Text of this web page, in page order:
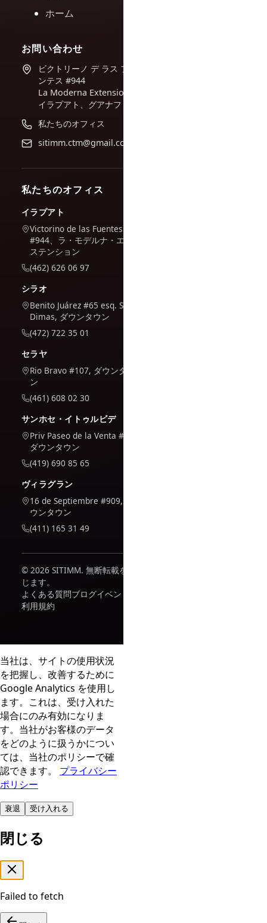
ホーム
お問い合わせ
ビクトリーノ デ ラス フエ
ンテス #944
La Moderna Extension、
イラプアト、グアナファト
私たちのオフィス
sitimm.ctm@gmail.com
私たちのオフィス
イラプアト
Victorino de las Fuentes
#944、ラ・モデルナ・エク
ステンション
(462) 626 06 97
シラオ
Benito Juárez #65 esq. San
Dimas, ダウンタウン
(472) 722 35 01
セラヤ
Rio Bravo #107, ダウンタウ
ン
(461) 608 02 30
サンホセ・イトゥルビデ
Priv Paseo de la Venta #7,
ダウンタウン
(419) 690 85 65
ヴィラグラン
16 de Septiembre #909, ダ
ウンタウン
(411) 165 31 49
© 2026 SITIMM. 無断転載を禁
じます。
よくある質問ブログイベント
利用規約
当社は、サイトの使用状況
を把握し、改善するために
Google Analytics を使用し
ます。これは、受け入れた
場合にのみ有効になりま
す。当社がお客様のデータ
をどのように扱うかについ
ては、当社のポリシーで確
認できます。
プライバシー
ポリシー
衰退 受け入れる
閉じる
Failed to fetch